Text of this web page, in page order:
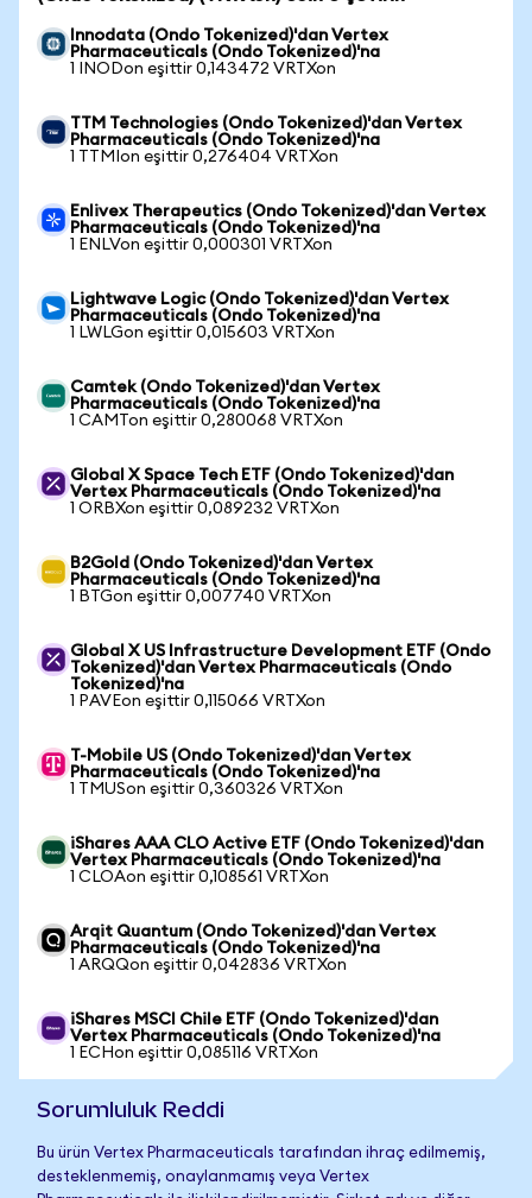
Innodata (Ondo Tokenized)'dan Vertex
Pharmaceuticals (Ondo Tokenized)'na
1 INODon eşittir 0,143472 VRTXon
TTM Technologies (Ondo Tokenized)'dan Vertex
Pharmaceuticals (Ondo Tokenized)'na
1 TTMIon eşittir 0,276404 VRTXon
Enlivex Therapeutics (Ondo Tokenized)'dan Vertex
Pharmaceuticals (Ondo Tokenized)'na
1 ENLVon eşittir 0,000301 VRTXon
Lightwave Logic (Ondo Tokenized)'dan Vertex
Pharmaceuticals (Ondo Tokenized)'na
1 LWLGon eşittir 0,015603 VRTXon
Camtek (Ondo Tokenized)'dan Vertex
Pharmaceuticals (Ondo Tokenized)'na
1 CAMTon eşittir 0,280068 VRTXon
Global X Space Tech ETF (Ondo Tokenized)'dan
Vertex Pharmaceuticals (Ondo Tokenized)'na
1 ORBXon eşittir 0,089232 VRTXon
B2Gold (Ondo Tokenized)'dan Vertex
Pharmaceuticals (Ondo Tokenized)'na
1 BTGon eşittir 0,007740 VRTXon
Global X US Infrastructure Development ETF (Ondo
Tokenized)'dan Vertex Pharmaceuticals (Ondo
Tokenized)'na
1 PAVEon eşittir 0,115066 VRTXon
T-Mobile US (Ondo Tokenized)'dan Vertex
Pharmaceuticals (Ondo Tokenized)'na
1 TMUSon eşittir 0,360326 VRTXon
iShares AAA CLO Active ETF (Ondo Tokenized)'dan
Vertex Pharmaceuticals (Ondo Tokenized)'na
1 CLOAon eşittir 0,108561 VRTXon
Arqit Quantum (Ondo Tokenized)'dan Vertex
Pharmaceuticals (Ondo Tokenized)'na
1 ARQQon eşittir 0,042836 VRTXon
iShares MSCI Chile ETF (Ondo Tokenized)'dan
Vertex Pharmaceuticals (Ondo Tokenized)'na
1 ECHon eşittir 0,085116 VRTXon
Sorumluluk Reddi
Bu ürün Vertex Pharmaceuticals tarafından ihraç edilmemiş,
desteklenmemiş, onaylanmamış veya Vertex